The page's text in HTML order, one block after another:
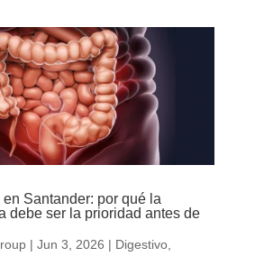
Santander: por qué la
debe ser la prioridad antes de
| Jun 3, 2026 | Digestivo,